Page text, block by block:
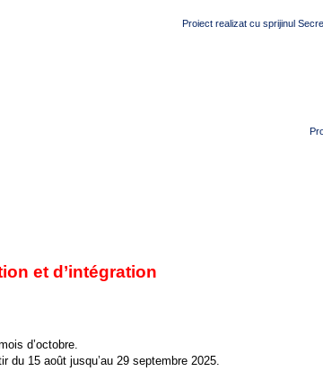
Proiect realizat cu sprijinul
et d’intégration
d’octobre.
du 15 août jusqu’au 29 septembre 2025.